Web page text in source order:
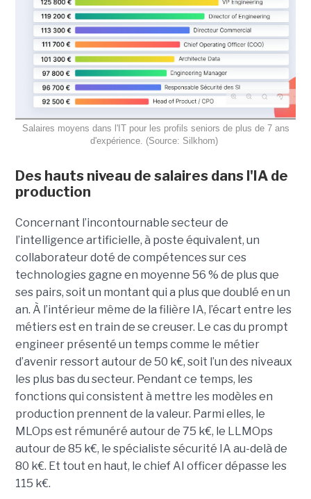
Salaires moyens dans l'IT pour les profils seniors de plus de 7 ans
d'expérience. (Source: Silkhom)
Des hauts niveau de salaires dans l'IA de
production
Concernant l’incontournable secteur de
l’intelligence artificielle, à poste équivalent, un
collaborateur doté de compétences sur ces
technologies gagne en moyenne 56 % de plus que
ses pairs, soit un montant qui a plus que doublé en un
an. À l’intérieur même de la filière IA, l’écart entre les
métiers est en train de se creuser. Le cas du prompt
engineer présenté un temps comme le métier
d’avenir ressort autour de 50 k€, soit l’un des niveaux
les plus bas du secteur. Pendant ce temps, les
fonctions qui consistent à mettre les modèles en
production prennent de la valeur. Parmi elles, le
MLOps est rémunéré autour de 75 k€, le LLMOps
autour de 85 k€, le spécialiste sécurité IA au-delà de
80 k€. Et tout en haut, le chief AI officer dépasse les
115 k€.